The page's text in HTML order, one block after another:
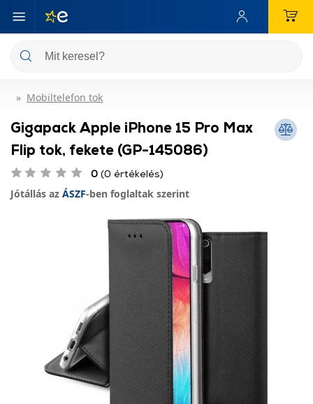
Mobiltelefon tok
Gigapack Apple iPhone 15 Pro Max
Flip tok, fekete (GP-145086)
0 (0 értékelés)
Jótállás az ÁSZF-ben foglaltak szerint